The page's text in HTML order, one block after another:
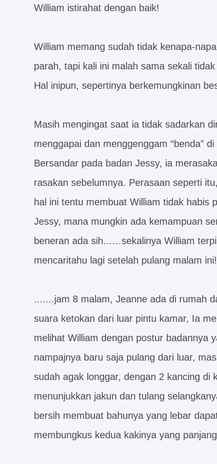
William istirahat dengan baik!
William memang sudah tidak kenapa-
parah, tapi kali ini malah sama sekali
Hal inipun, sepertinya berkemungkinan
Masih mengingat saat ia tidak sadarkan
menggapai dan menggenggam “benda”
Bersandar pada badan Jessy, ia
rasakan sebelumnya. Perasaan seperti
hal ini tentu membuat William tidak habis
Jessy, mana mungkin ada kemampuan
beneran ada sih...…sekalinya William
mencaritahu lagi setelah pulang malam ini!
.......jam 8 malam, Jeanne ada di rumah
suara ketokan dari luar pintu kamar, Ia
melihat William dengan postur badannya
nampajnya baru saja pulang dari luar,
sudah agak longgar, dengan 2 kancing di
menunjukkan jakun dan tulang
bersih membuat bahunya yang lebar
membungkus kedua kakinya yang